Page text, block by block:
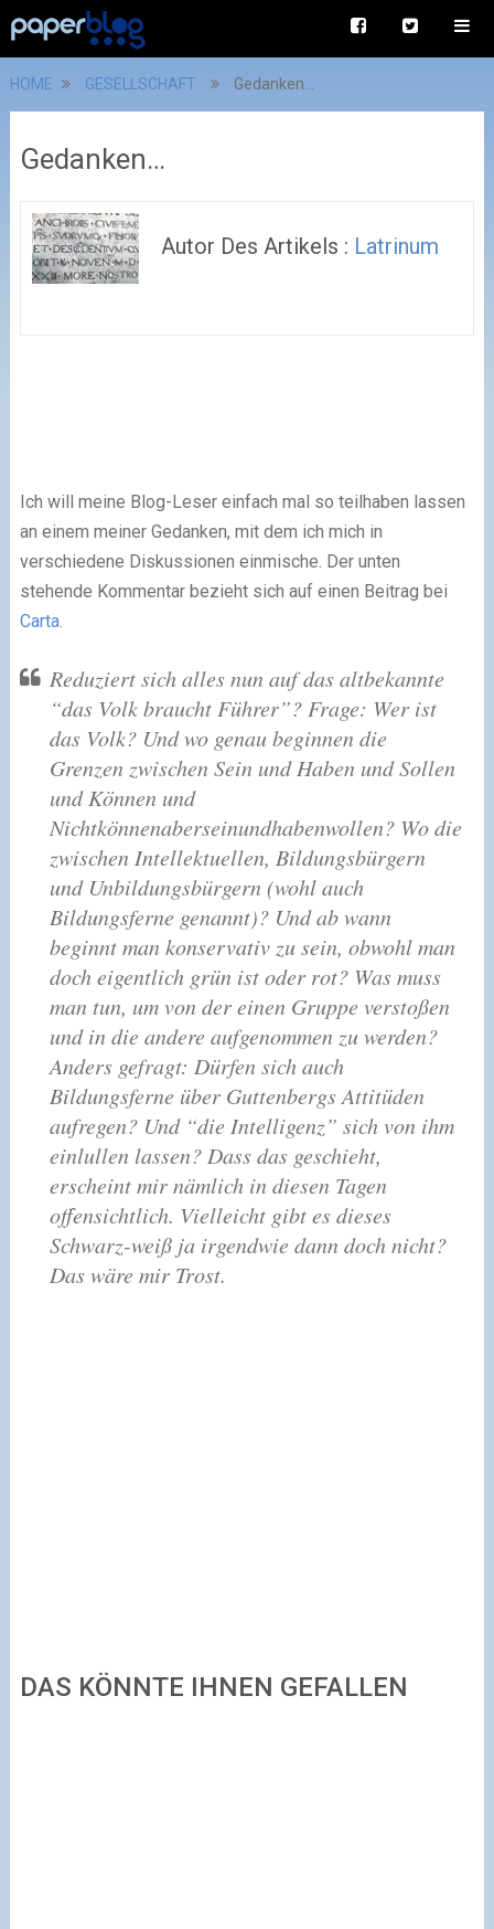
HOME GESELLSCHAFT Gedanken…
Gedanken…
Autor Des Artikels : Latrinum
Ich will meine Blog-Leser einfach mal so teilhaben lassen
an einem meiner Gedanken, mit dem ich mich in
verschiedene Diskussionen einmische. Der unten
stehende Kommentar bezieht sich auf einen Beitrag bei
Carta.
Reduziert sich alles nun auf das altbekannte
“das Volk braucht Führer”? Frage: Wer ist
das Volk? Und wo genau beginnen die
Grenzen zwischen Sein und Haben und Sollen
und Können und
Nichtkönnenaberseinundhabenwollen? Wo die
zwischen Intellektuellen, Bildungsbürgern
und Unbildungsbürgern (wohl auch
Bildungsferne genannt)? Und ab wann
beginnt man konservativ zu sein, obwohl man
doch eigentlich grün ist oder rot? Was muss
man tun, um von der einen Gruppe verstoßen
und in die andere aufgenommen zu werden?
Anders gefragt: Dürfen sich auch
Bildungsferne über Guttenbergs Attitüden
aufregen? Und “die Intelligenz” sich von ihm
einlullen lassen? Dass das geschieht,
erscheint mir nämlich in diesen Tagen
offensichtlich. Vielleicht gibt es dieses
Schwarz-weiß ja irgendwie dann doch nicht?
Das wäre mir Trost.
DAS KÖNNTE IHNEN GEFALLEN